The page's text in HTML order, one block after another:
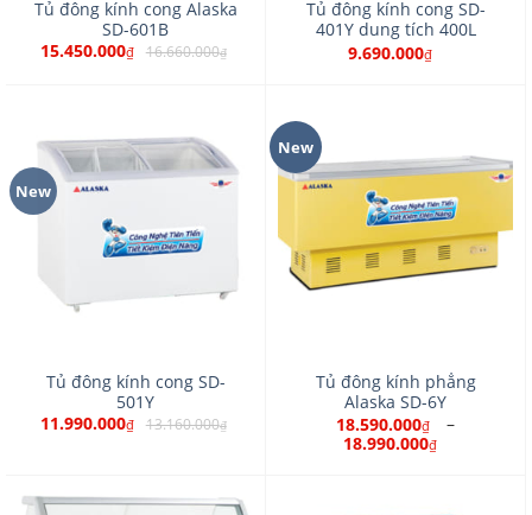
Tủ đông kính cong Alaska
SD-601B
15.450.000₫ 16.660.000₫
Tủ đông kính cong SD-
401Y dung tích 400L
9.690.000₫
New
Tủ đông kính cong SD-
501Y
11.990.000₫ 13.160.000₫
New
Tủ đông kính phẳng
Alaska SD-6Y
18.590.000₫
–
18.990.000₫